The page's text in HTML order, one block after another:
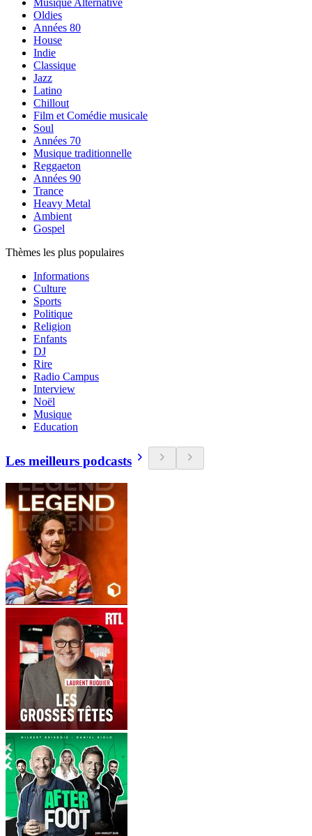
Musique Alternative
Oldies
Années 80
House
Indie
Classique
Jazz
Latino
Chillout
Film et Comédie musicale
Soul
Années 70
Musique traditionnelle
Reggaeton
Années 90
Trance
Heavy Metal
Ambient
Gospel
Thèmes les plus populaires
Informations
Culture
Sports
Politique
Religion
Enfants
DJ
Rire
Radio Campus
Interview
Noël
Musique
Education
Les meilleurs podcasts